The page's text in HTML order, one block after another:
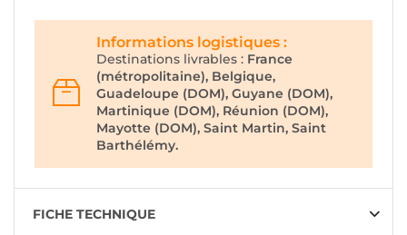
Informations logistiques :
Destinations livrables : France
(métropolitaine), Belgique,
Guadeloupe (DOM), Guyane (DOM),
Martinique (DOM), Réunion (DOM),
Mayotte (DOM), Saint Martin, Saint
Barthélémy.
FICHE TECHNIQUE